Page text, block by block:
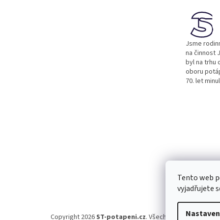
Tento web
vyjadřujete
Jsme
na činnost
byl na trhu
oboru
70. let
Copyright 2026ST-potapeni.cz. Všechna práva